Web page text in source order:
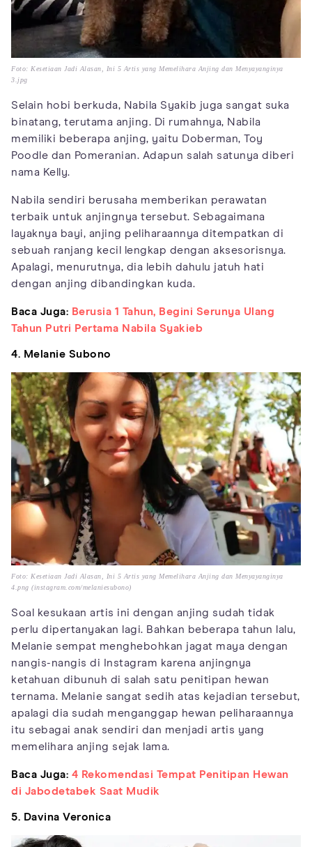
Foto: Kesetiaan Jadi Alasan, Ini 5 Artis yang Memelihara Anjing dan Menyayanginya
3.jpg
Selain hobi berkuda, Nabila Syakib juga sangat suka
binatang, terutama anjing. Di rumahnya, Nabila
memiliki beberapa anjing, yaitu Doberman, Toy
Poodle dan Pomeranian. Adapun salah satunya diberi
nama Kelly.
Nabila sendiri berusaha memberikan perawatan
terbaik untuk anjingnya tersebut. Sebagaimana
layaknya bayi, anjing peliharaannya ditempatkan di
sebuah ranjang kecil lengkap dengan aksesorisnya.
Apalagi, menurutnya, dia lebih dahulu jatuh hati
dengan anjing dibandingkan kuda.
Baca Juga: Berusia 1 Tahun, Begini Serunya Ulang
Tahun Putri Pertama Nabila Syakieb
4. Melanie Subono
Foto: Kesetiaan Jadi Alasan, Ini 5 Artis yang Memelihara Anjing dan Menyayanginya
4.png (instagram.com/melaniesubono)
Soal kesukaan artis ini dengan anjing sudah tidak
perlu dipertanyakan lagi. Bahkan beberapa tahun lalu,
Melanie sempat menghebohkan jagat maya dengan
nangis-nangis di Instagram karena anjingnya
ketahuan dibunuh di salah satu penitipan hewan
ternama. Melanie sangat sedih atas kejadian tersebut,
apalagi dia sudah menganggap hewan peliharaannya
itu sebagai anak sendiri dan menjadi artis yang
memelihara anjing sejak lama.
Baca Juga: 4 Rekomendasi Tempat Penitipan Hewan
di Jabodetabek Saat Mudik
5. Davina Veronica